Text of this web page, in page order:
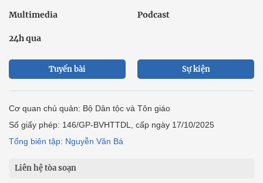
Multimedia Podcast
24h qua
Tuyến bài Sự kiện
Cơ quan chủ quản: Bộ Dân tộc và Tôn giáo
Số giấy phép: 146/GP-BVHTTDL, cấp ngày 17/10/2025
Tổng biên tập: Nguyễn Văn Bá
Liên hệ tòa soạn